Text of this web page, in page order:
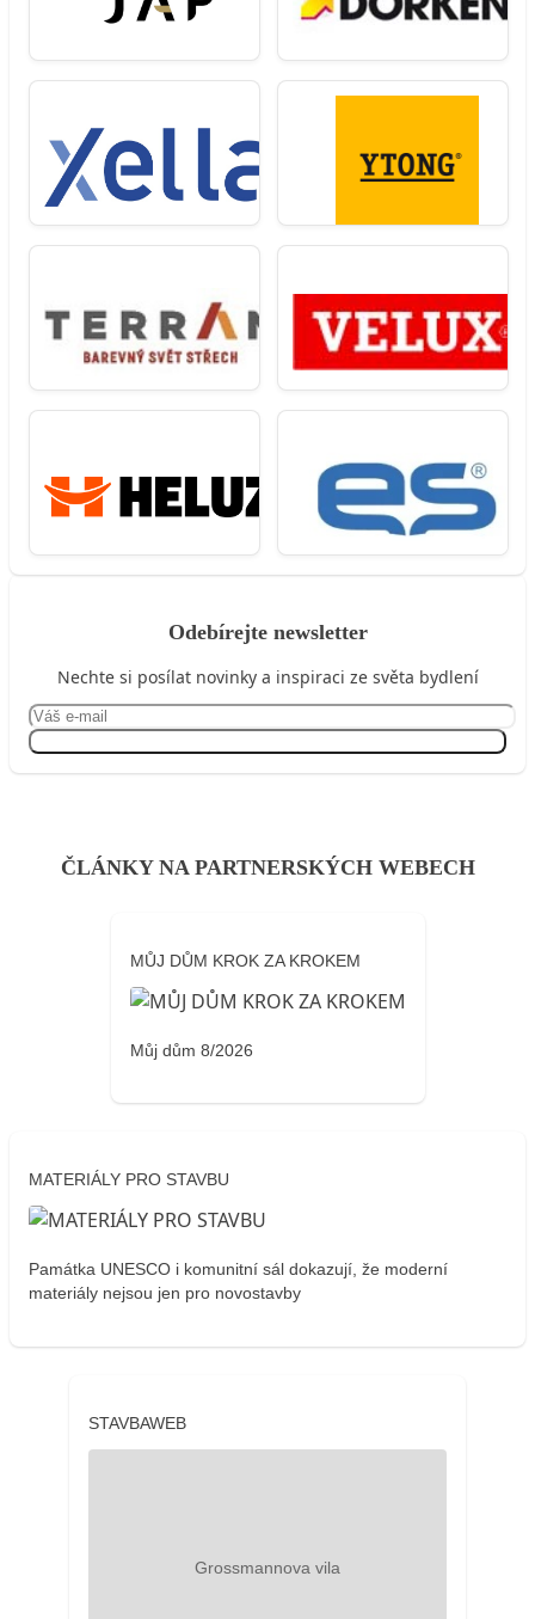
Odebírejte newsletter
Nechte si posílat novinky a inspiraci ze světa bydlení
ČLÁNKY NA PARTNERSKÝCH WEBECH
MŮJ DŮM KROK ZA KROKEM
Můj dům 8/2026
MATERIÁLY PRO STAVBU
Památka UNESCO i komunitní sál dokazují, že moderní
materiály nejsou jen pro novostavby
STAVBAWEB